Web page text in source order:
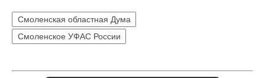
Смоленская областная Дума
Смоленское УФАС России